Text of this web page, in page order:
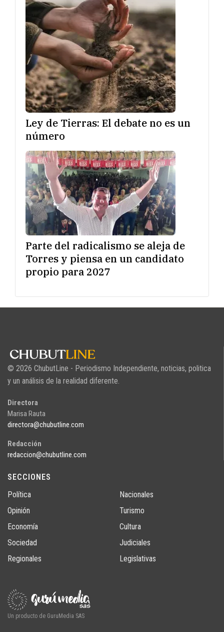
Ley de Tierras: El debate no es un
número
Parte del radicalismo se aleja de
Torres y piensa en un candidato
propio para 2027
© 2026 ChubutLine - Periodismo Independiente, noticias, politica
y un análisis de la realidad diferente.
Directora
Marisa Rauta
directora@chubutline.com
Redacción
redaccion@chubutline.com
SECCIONES
Política
Opinión
Economía
Sociedad
Regionales
Nacionales
Turismo
Cultura
Judiciales
Legislativas
Un producto de GuruMedia SAS